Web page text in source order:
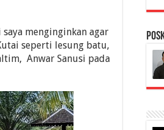
menginginkan agar
seperti lesung batu,
Anwar Sanusi pada